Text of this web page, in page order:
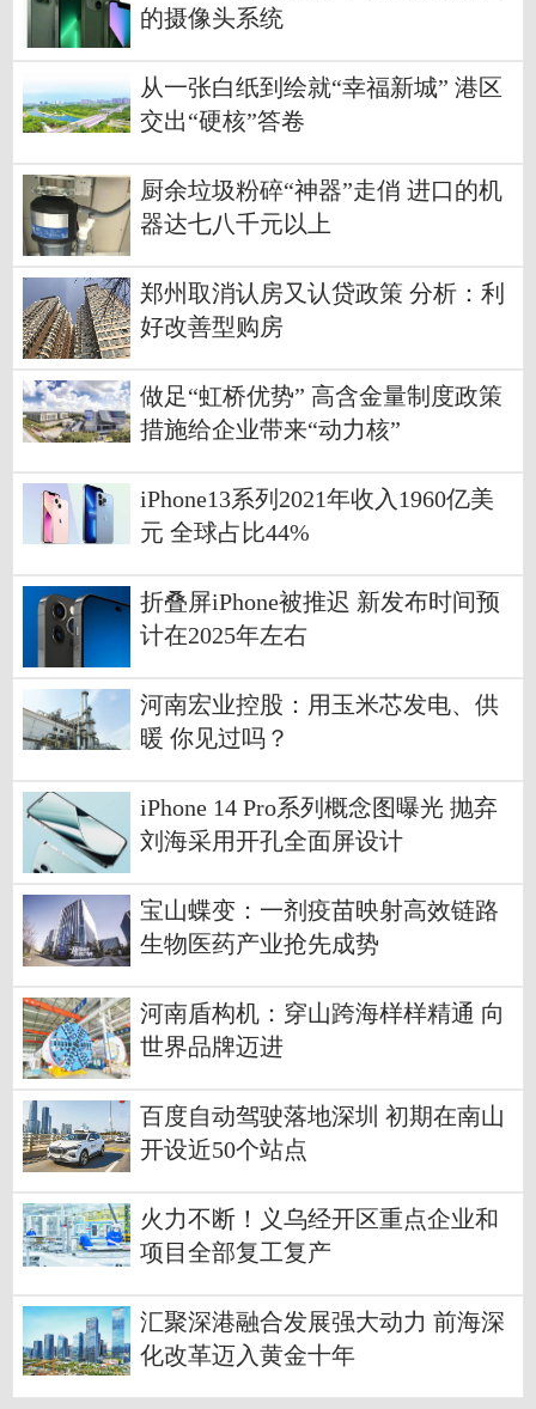
的摄像头系统
从一张白纸到绘就“幸福新城” 港区
交出“硬核”答卷
厨余垃圾粉碎“神器”走俏 进口的机
器达七八千元以上
郑州取消认房又认贷政策 分析：利
好改善型购房
做足“虹桥优势” 高含金量制度政策
措施给企业带来“动力核”
iPhone13系列2021年收入1960亿美
元 全球占比44%
折叠屏iPhone被推迟 新发布时间预
计在2025年左右
河南宏业控股：用玉米芯发电、供
暖 你见过吗？
iPhone 14 Pro系列概念图曝光 抛弃
刘海采用开孔全面屏设计
宝山蝶变：一剂疫苗映射高效链路
生物医药产业抢先成势
河南盾构机：穿山跨海样样精通 向
世界品牌迈进
百度自动驾驶落地深圳 初期在南山
开设近50个站点
火力不断！义乌经开区重点企业和
项目全部复工复产
汇聚深港融合发展强大动力 前海深
化改革迈入黄金十年